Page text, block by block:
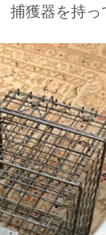
獲器を持っ